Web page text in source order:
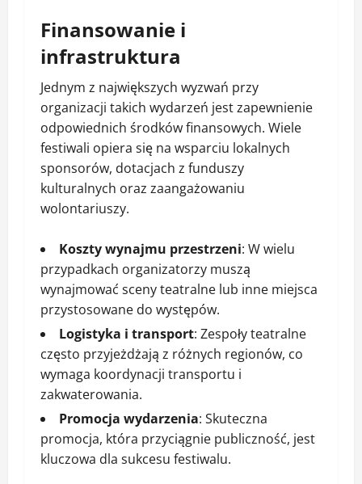
Finansowanie i
infrastruktura
Jednym z największych wyzwań przy
organizacji takich wydarzeń jest zapewnienie
odpowiednich środków finansowych. Wiele
festiwali opiera się na wsparciu lokalnych
sponsorów, dotacjach z funduszy
kulturalnych oraz zaangażowaniu
wolontariuszy.
Koszty wynajmu przestrzeni: W wielu
przypadkach organizatorzy muszą
wynajmować sceny teatralne lub inne miejsca
przystosowane do występów.
Logistyka i transport: Zespoły teatralne
często przyjeżdżają z różnych regionów, co
wymaga koordynacji transportu i
zakwaterowania.
Promocja wydarzenia: Skuteczna
promocja, która przyciągnie publiczność, jest
kluczowa dla sukcesu festiwalu.